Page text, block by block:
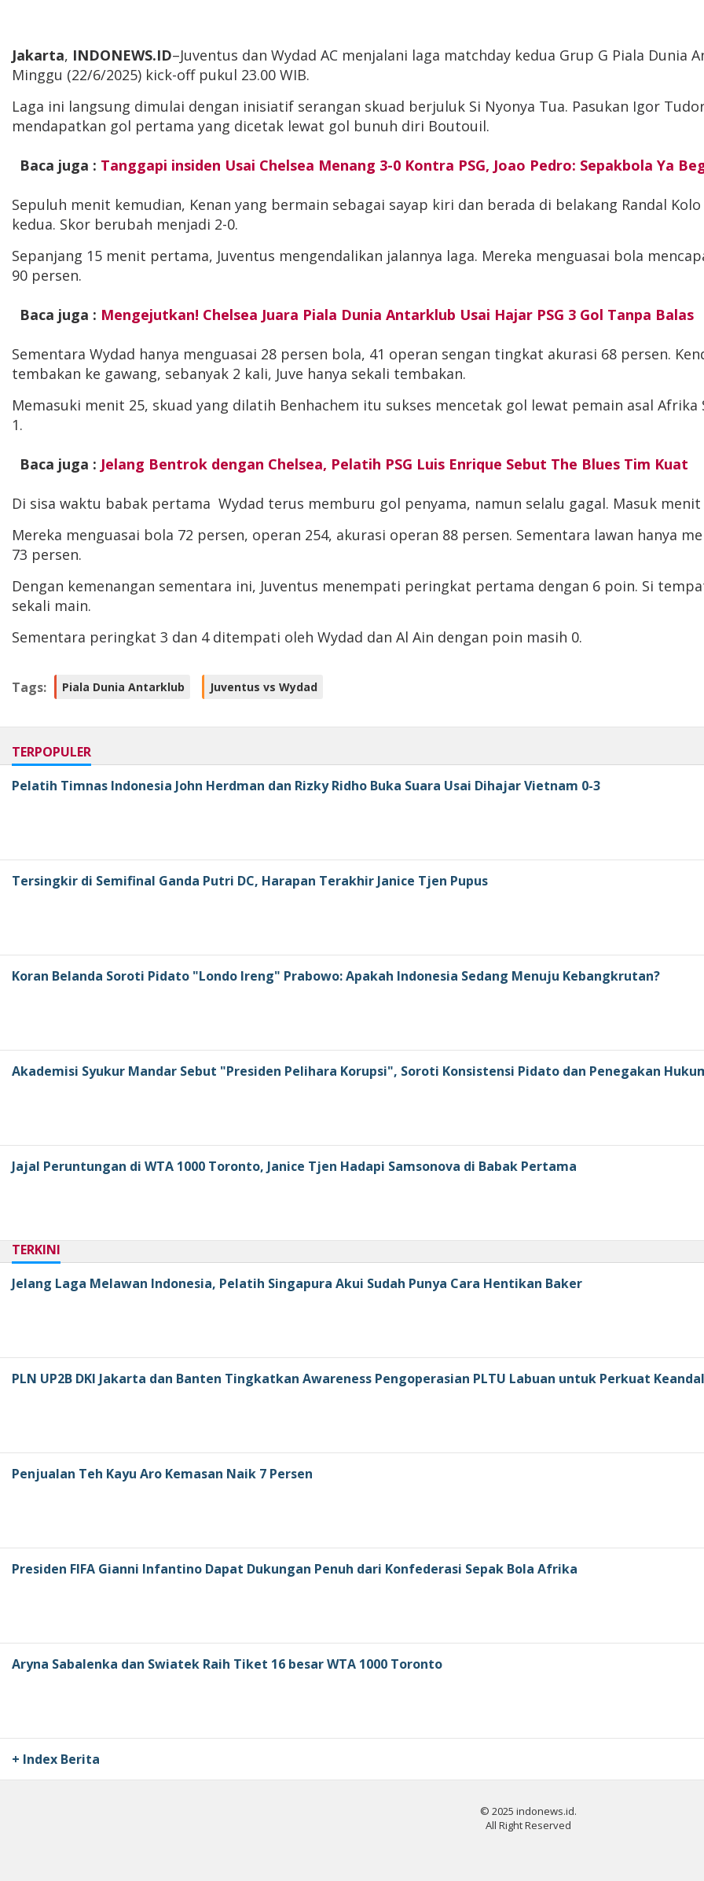
Jakarta, INDONEWS.ID–Juventus dan Wydad AC menjalani laga matchday kedua Grup G Piala
Minggu (22/6/2025) kick-off pukul 23.00 WIB.
Laga ini langsung dimulai dengan inisiatif serangan skuad berjuluk Si Nyonya Tua. Pasukan Igor
mendapatkan gol pertama yang dicetak lewat gol bunuh diri Boutouil.
Baca juga : Tanggapi insiden Usai Chelsea Menang 3-0 Kontra PSG, Joao Pedro: Sepakbola Ya
Sepuluh menit kemudian, Kenan yang bermain sebagai sayap kiri dan berada di belakang Randal
kedua. Skor berubah menjadi 2-0.
Sepanjang 15 menit pertama, Juventus mengendalikan jalannya laga. Mereka menguasai bola
90 persen.
Baca juga : Mengejutkan! Chelsea Juara Piala Dunia Antarklub Usai Hajar PSG 3 Gol Tanpa Balas
Sementara Wydad hanya menguasai 28 persen bola, 41 operan sengan tingkat akurasi 68 persen.
tembakan ke gawang, sebanyak 2 kali, Juve hanya sekali tembakan.
Memasuki menit 25, skuad yang dilatih Benhachem itu sukses mencetak gol lewat pemain asal
1.
Baca juga : Jelang Bentrok dengan Chelsea, Pelatih PSG Luis Enrique Sebut The Blues Tim Kuat
Di sisa waktu babak pertama Wydad terus memburu gol penyama, namun selalu gagal. Masuk
Mereka menguasai bola 72 persen, operan 254, akurasi operan 88 persen. Sementara lawan hanya
73 persen.
Dengan kemenangan sementara ini, Juventus menempati peringkat pertama dengan 6 poin. Si
sekali main.
Sementara peringkat 3 dan 4 ditempati oleh Wydad dan Al Ain dengan poin masih 0.
Tags: Piala Dunia Antarklub Juventus vs Wydad
TERPOPULER
Pelatih Timnas Indonesia John Herdman dan Rizky Ridho Buka Suara Usai Dihajar Vietnam 0-3
Tersingkir di Semifinal Ganda Putri DC, Harapan Terakhir Janice Tjen Pupus
Koran Belanda Soroti Pidato "Londo Ireng" Prabowo: Apakah Indonesia Sedang Menuju Kebangkrutan?
Akademisi Syukur Mandar Sebut "Presiden Pelihara Korupsi", Soroti Konsistensi Pidato dan Penegakan
Jajal Peruntungan di WTA 1000 Toronto, Janice Tjen Hadapi Samsonova di Babak Pertama
TERKINI
Jelang Laga Melawan Indonesia, Pelatih Singapura Akui Sudah Punya Cara Hentikan Baker
PLN UP2B DKI Jakarta dan Banten Tingkatkan Awareness Pengoperasian PLTU Labuan untuk Perkuat
Penjualan Teh Kayu Aro Kemasan Naik 7 Persen
Presiden FIFA Gianni Infantino Dapat Dukungan Penuh dari Konfederasi Sepak Bola Afrika
Aryna Sabalenka dan Swiatek Raih Tiket 16 besar WTA 1000 Toronto
+ Index Berita
© 2025 indonews.id.
All Right Reserved